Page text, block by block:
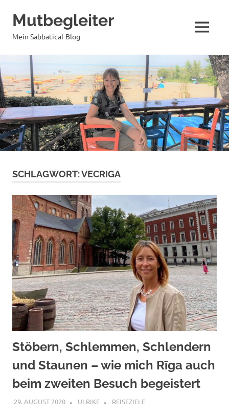
Inhalt
springen
Mutbegleiter
Mein Sabbatical-Blog MENÜ
SCHLAGWORT:VECRIGA
Stöbern, Schlemmen, Schlendern
und Staunen – wie mich Rīga auch
beim zweiten Besuch begeistert
29. AUGUST 2020 ULRIKE REISEZIELE